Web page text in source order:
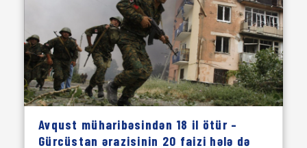
Avqust müharibəsindən 18 il ötür –
Gürcüstan ərazisinin 20 faizi hələ də